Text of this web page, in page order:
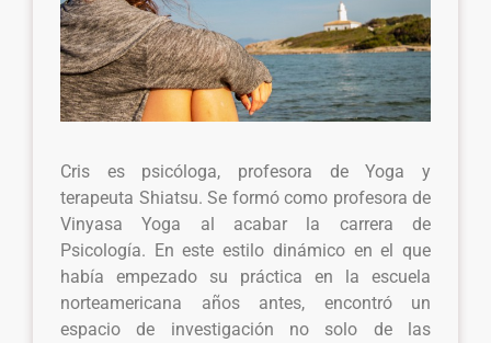
Cris es psicóloga, profesora de Yoga y
terapeuta Shiatsu. Se formó como profesora de
Vinyasa Yoga al acabar la carrera de
Psicología. En este estilo dinámico en el que
había empezado su práctica en la escuela
norteamericana años antes, encontró un
espacio de investigación no solo de las